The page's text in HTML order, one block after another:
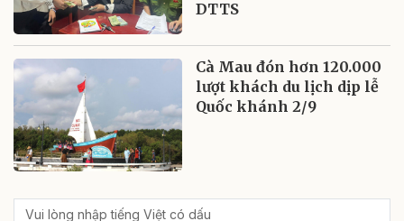
DTTS
Cà Mau đón hơn 120.000
lượt khách du lịch dịp lễ
Quốc khánh 2/9